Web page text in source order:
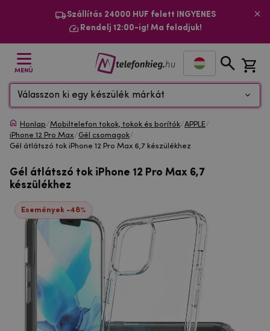
Szállítás 24000 HUF felett INGYENES
Rendelj 12:00-ig! Ma feladjuk!
MENÜ
Válasszon ki egy készülék márkát
Honlap/Mobiltelefon tokok, tokok és borítók/APPLE/
iPhone 12 Pro Max/Gél csomagok/
Gél átlátszó tok iPhone 12 Pro Max 6,7 készülékhez
Gél átlátszó tok iPhone 12 Pro Max 6,7
készülékhez
Események -48%